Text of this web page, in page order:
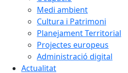
Medi ambient
Cultura i Patrimoni
Planejament Territorial
Projectes europeus
Administració digital
Actualitat